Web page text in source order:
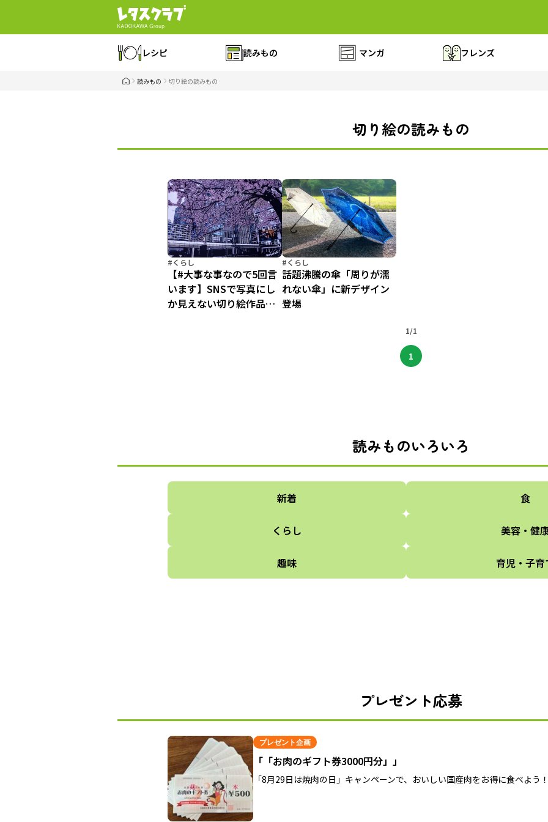
レシピ 読みもの マンガ フレンズ
読みもの 切り絵の読みもの
切り絵の読みもの
#くらし
【#大事な事なので5回言
います】SNSで写真にし
か見えない切り絵作品が
#くらし
話題沸騰の傘「周りが濡
れない傘」に新デザイン
登場
1/1
1
読みものいろいろ
新着 食
くらし 美容・健
趣味 育児・子育
プレゼント応募
プレゼント企画
「「お肉のギフト券3000円分」」
「8月29日は焼肉の日」キャンペーンで、おいしい国産肉をお得に食べよう